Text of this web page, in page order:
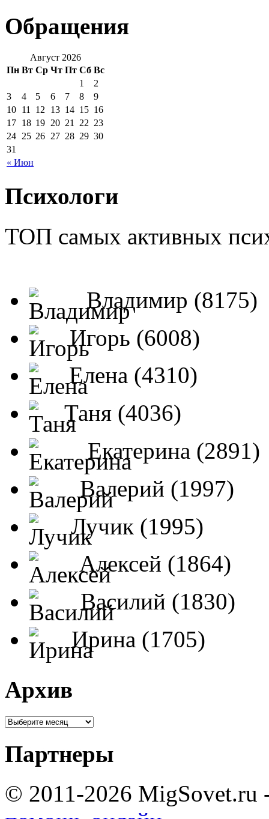
Обращения
Август 2026
Пн Вт Ср Чт Пт Сб Вс
« Июн
1
2
3
4 5 6 7 8
9
10 11 12 13 14 15 16
17 18 19 20 21 22 23
24 25 26 27 28 29 30
31
Психологи
ТОП самых активных
Владимир (8175)
Игорь (6008)
Елена (4310)
Таня (4036)
Екатерина (2891)
Валерий (1997)
Лучик (1995)
Алексей (1864)
Василий (1830)
Ирина (1705)
Архив
Партнеры
© 2011-2026 MigSovet.ru